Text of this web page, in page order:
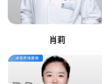
肖莉